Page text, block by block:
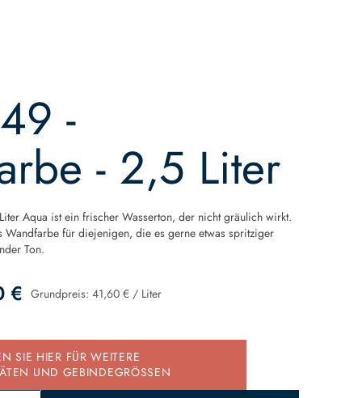
-
- 2,5 Liter
Aqua ist ein frischer Wasserton, der nicht gräulich wirkt.
Wandfarbe für diejenigen, die es gerne etwas spritziger
Ton.
€ Grundpreis: 41,60 € / Liter
SIE HIER FÜR WEITERE
UND GEBINDEGRÖSSEN